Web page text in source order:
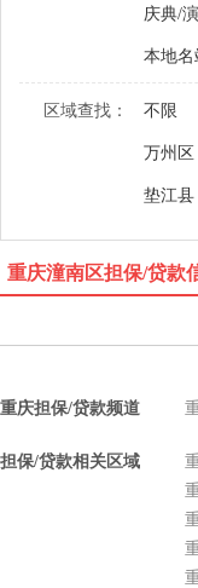
庆典/
本地名
区域查找： 不限
万州区
垫江县
重庆潼南区担保/贷款
重庆担保/贷款频道
担保/贷款相关区域